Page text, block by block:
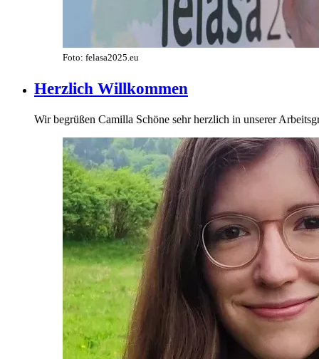
Foto: felasa2025.eu
Herzlich Willkommen
Wir begrüßen Camilla Schöne sehr herzlich in unserer